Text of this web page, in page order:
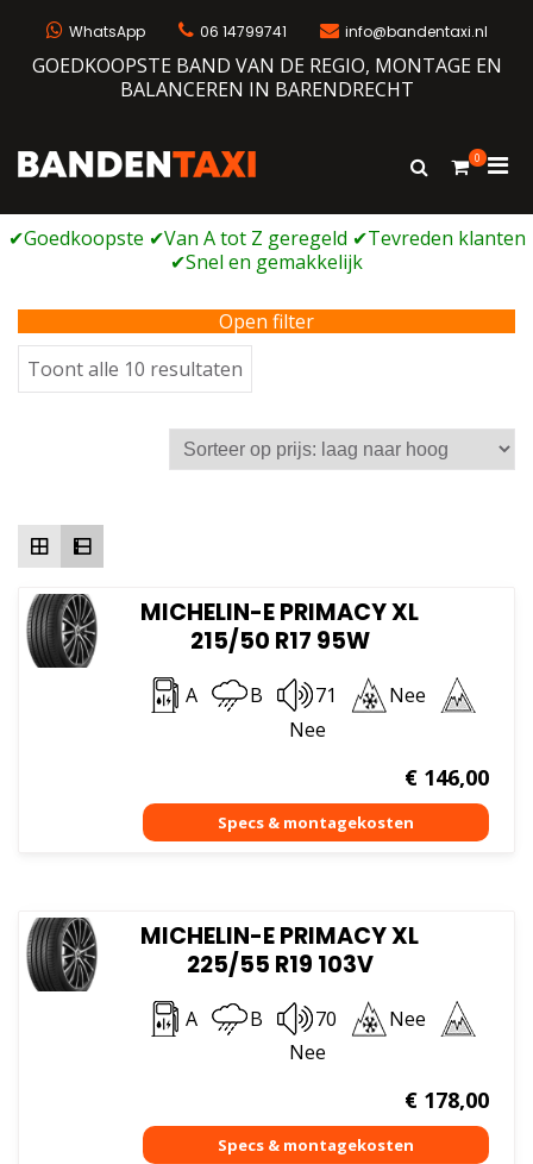
WhatsApp 06 14799741 info@bandentaxi.nl
GOEDKOOPSTE BAND VAN DE REGIO, MONTAGE EN
BALANCEREN IN BARENDRECHT
Bandengarage met eigen webshop
Toon
0
voor
Open filter
Toont alle 10 resultaten
op
prijs:
laag
MICHELIN-E PRIMACY XL
215/50 R17 95W
A B 71
Nee
Nee
€146,00
MICHELIN-E PRIMACY XL
225/55 R19 103V
A B 70
Nee
Nee
€178,00